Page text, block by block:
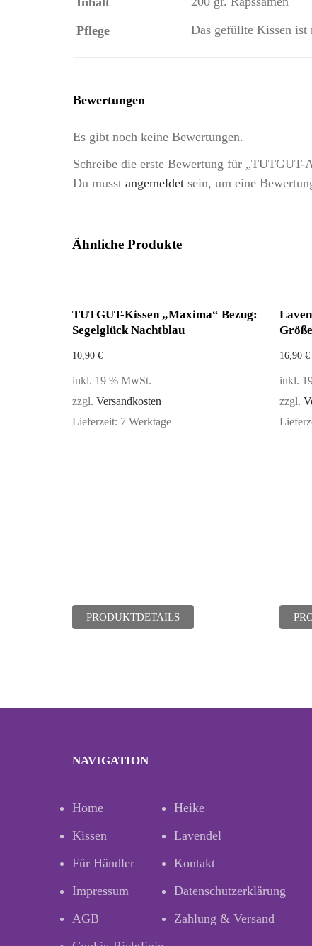
Pflege Das gefüllte Kissen ist
Bewertungen
Es gibt noch keine Bewertungen.
Schreibe die erste Bewertung für
Du musst angemeldet sein, um eine
Ähnliche Produkte
TUTGUT-Kissen „Maxima“ Bezug:
Segelglück Nachtblau
10,90 €
inkl. 19 % MwSt.
zzgl. Versandkosten
Lieferzeit: 7 Werktage
PRODUKTDETAILS
16,90 €
inkl.
zzgl.
NAVIGATION
Home
Heike
Kissen
Lavendel
Für Händler
Kontakt
Impressum
Datenschutzerklärung
AGB
Zahlung & Versand